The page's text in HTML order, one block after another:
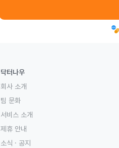
닥터나우
회사 소개
팀 문화
서비스 소개
제휴 안내
소식 · 공지